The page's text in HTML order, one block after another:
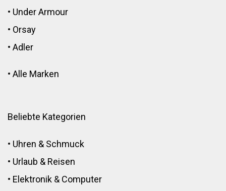
• Under Armour
• Orsay
• Adler
• Alle Marken
Beliebte Kategorien
• Uhren & Schmuck
• Urlaub & Reisen
• Elektronik & Computer